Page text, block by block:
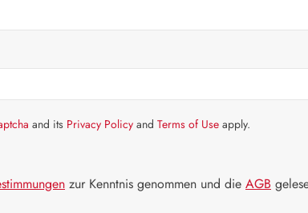
Artikel auf
60 Kapseln
and its Privacy Policy and Terms of Use apply.
zur Kenntnis genommen und die AGB